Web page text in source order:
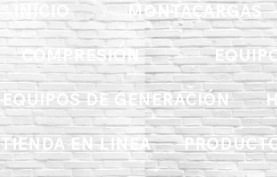
INICIO MONTACARGAS
COMPRESIÓN
EQUIPOS DE GENERACIÓN
TIENDA EN LINEA